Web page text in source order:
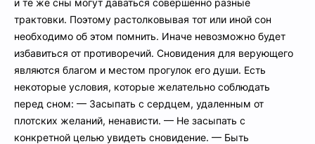
и те же сны могут даваться совершенно разные
трактовки. Поэтому растолковывая тот или иной сон
необходимо об этом помнить. Иначе невозможно будет
избавиться от противоречий. Сновидения для верующего
являются благом и местом прогулок его души. Есть
некоторые условия, которые желательно соблюдать
перед сном: — Засыпать с сердцем, удаленным от
плотских желаний, ненависти. — Не засыпать с
конкретной целью увидеть сновидение. — Быть